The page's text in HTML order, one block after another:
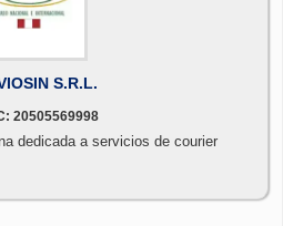
S.R.L.
20505569998
dedicada a servicios de courier